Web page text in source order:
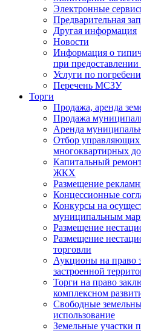
Электронные
Предварительная
Другая информация
Новости
Информация о
при
Услуги по
Перечень МСЗУ
Торги
Продажа, аренда
Продажа
Аренда
Отбор
многоквартирных
Капитальный
ЖКХ
Размещение
Концессионные
Конкурсы на
муниципальным
Размещение
Размещение
торговли
Аукционы на право
застроенной
Торги на право
комплексном
Свободные
использование
Земельные участки